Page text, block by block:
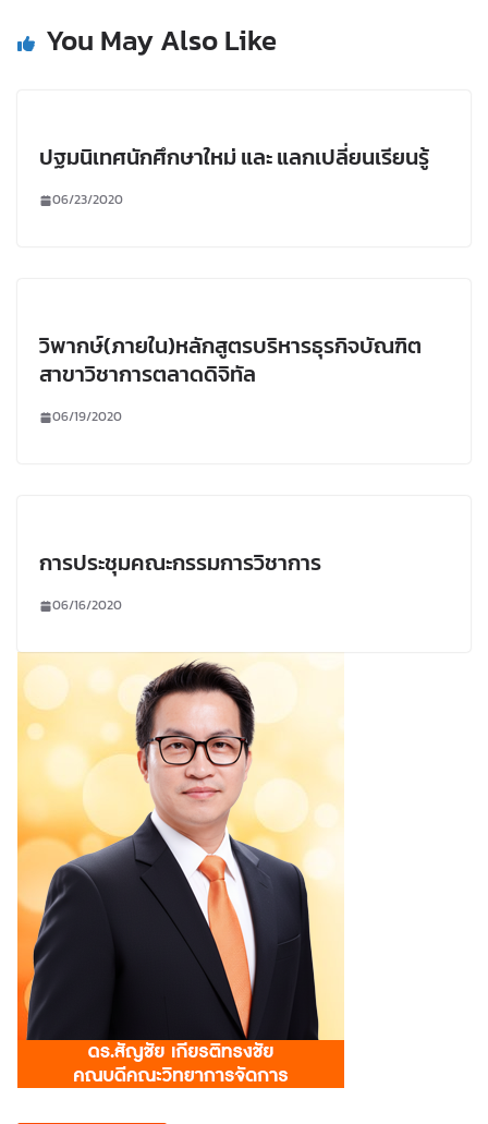
You May Also Like
ปฐมนิเทศนักศึกษาใหม่ และ แลกเปลี่ยนเรียนรู้
06/23/2020
วิพากษ์(ภายใน)หลักสูตรบริหารธุรกิจบัณฑิต
สาขาวิชาการตลาดดิจิทัล
06/19/2020
การประชุมคณะกรรมการวิชาการ
06/16/2020